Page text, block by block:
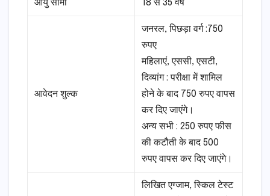
आयु सीमा 18 से 35 वर्ष
आवेदन शुल्क
जनरल, पिछड़ा वर्ग :750
रुपए
महिलाएं, एससी, एसटी,
दिव्यांग : परीक्षा में शामिल
होने के बाद 750 रुपए वापस
कर दिए जाएंगे।
अन्य सभी : 250 रुपए फीस
की कटौती के बाद 500
रुपए वापस कर दिए जाएंगे।
लिखित एग्जाम, स्किल टेस्ट